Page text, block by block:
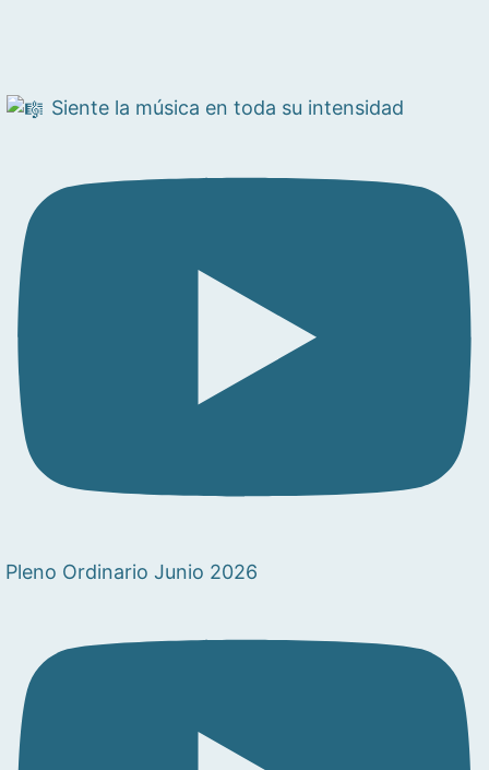
Siente la música en toda su intensidad
Pleno Ordinario Junio 2026